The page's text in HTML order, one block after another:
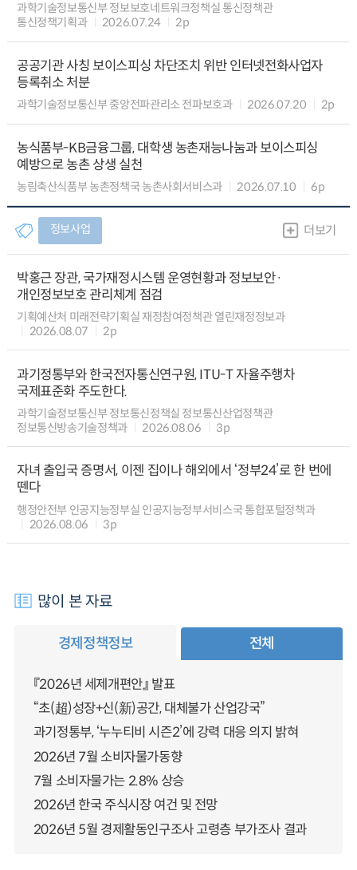
과학기술정보통신부 정보보호네트워크정책실 통신정책관
통신정책기획과
2026.07.24 2p
공공기관 사칭 보이스피싱 차단조치 위반 인터넷전화사업자
등록취소 처분
과학기술정보통신부 중앙전파관리소 전파보호과 2026.07.20 2p
농식품부-KB금융그룹, 대학생 농촌재능나눔과 보이스피싱
예방으로 농촌 상생 실천
농림축산식품부 농촌정책국 농촌사회서비스과 2026.07.10 6p
정보사업 더보기
박홍근 장관, 국가재정시스템 운영현황과 정보보안·
개인정보보호 관리체계 점검
기획예산처 미래전략기획실 재정참여정책관 열린재정정보과
2026.08.07
2p
과기정통부와 한국전자통신연구원, ITU-T 자율주행차
국제표준화 주도한다.
과학기술정보통신부 정보통신정책실 정보통신산업정책관
정보통신방송기술정책과
2026.08.06 3p
자녀 출입국 증명서, 이젠 집이나 해외에서 ‘정부24’로 한 번에
뗀다
행정안전부 인공지능정부실 인공지능정부서비스국 통합포털정책과
2026.08.06
3p
많이 본 자료
경제정책정보 전체
『2026년 세제개편안』 발표
“초(超)성장+신(新)공간, 대체불가 산업강국”
과기정통부, ‘누누티비 시즌2’에 강력 대응 의지 밝혀
2026년 7월 소비자물가동향
7월 소비자물가는 2.8% 상승
2026년 한국 주식시장 여건 및 전망
2026년 5월 경제활동인구조사 고령층 부가조사 결과